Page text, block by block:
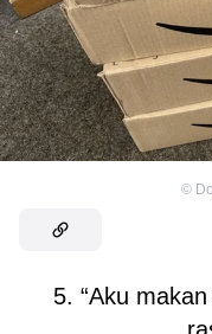
©
5. “Aku